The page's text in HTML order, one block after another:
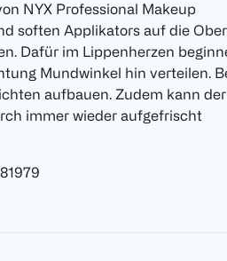
NYX Professional Makeup
soften Applikators auf die
Dafür im Lippenherzen
Mundwinkel hin verteilen.
aufbauen. Zudem kann der
immer wieder aufgefrischt